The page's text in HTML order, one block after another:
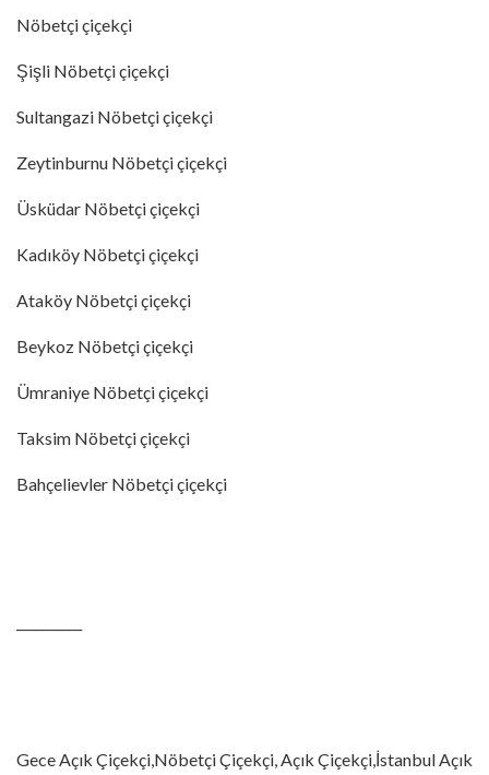
Nöbetçi çiçekçi
Şişli Nöbetçi çiçekçi
Sultangazi Nöbetçi çiçekçi
Zeytinburnu Nöbetçi çiçekçi
Üsküdar Nöbetçi çiçekçi
Kadıköy Nöbetçi çiçekçi
Ataköy Nöbetçi çiçekçi
Beykoz Nöbetçi çiçekçi
Ümraniye Nöbetçi çiçekçi
Taksim Nöbetçi çiçekçi
Bahçelievler Nöbetçi çiçekçi
Gece Açık Çiçekçi,Nöbetçi Çiçekçi, Açık Çiçekçi,İstanbul Açık